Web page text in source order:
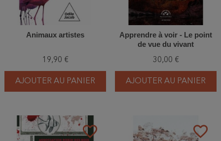
Animaux artistes
19,90 €
AJOUTER AU PANIER
Apprendre à voir - Le point
de vue du vivant
30,00 €
AJOUTER AU PANIER
favorite_border favorite_border